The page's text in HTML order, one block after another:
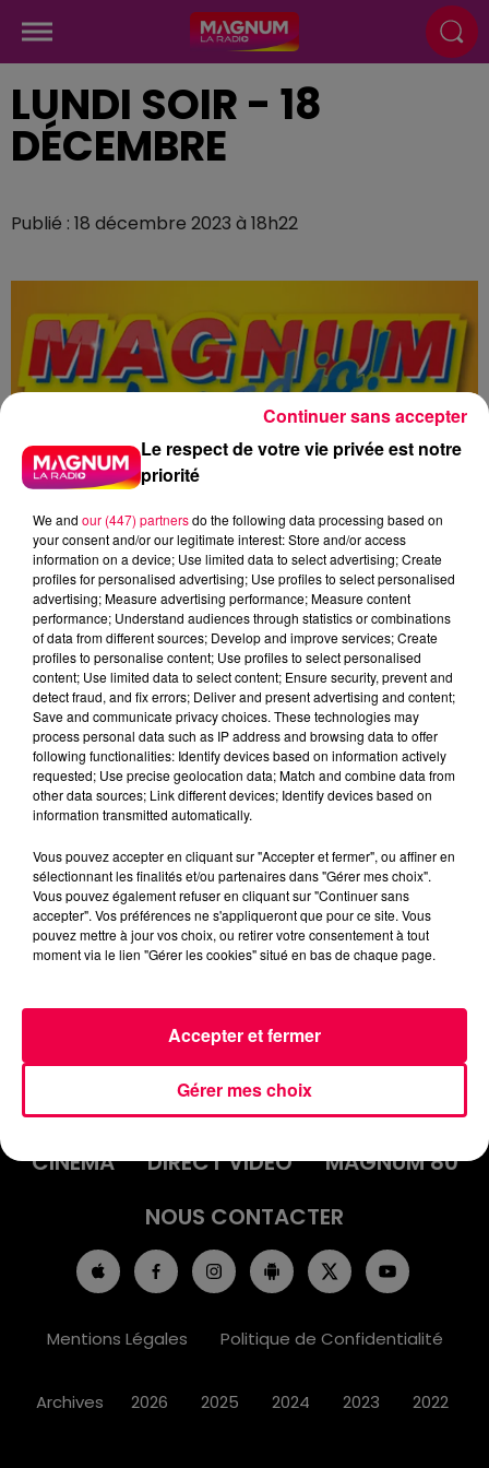
LUNDI SOIR - 18
DÉCEMBRE
Publié : 18 décembre 2023 à 18h22
Flash infos
Crédit :Flash infos
INFOS
AGENDA
JEUX
PODCASTS
CINÉMA
DIRECT VIDÉO
MAGNUM 80
NOUS CONTACTER
Mentions Légales Politique de Confidentialité
Archives 2026 2025 2024 2023 2022
Le respect de votre vie privée est notre
priorité
We and our (447) partnersdo the following data processing based on
your consent and/or our legitimate interest: Store and/or access
information on a device; Use limited data to select advertising; Create
profiles for personalised advertising; Use profiles to select personalised
advertising; Measure advertising performance; Measure content
performance; Understand audiences through statistics or combinations
of data from different sources; Develop and improve services; Create
profiles to personalise content; Use profiles to select personalised
content; Use limited data to select content; Ensure security, prevent and
detect fraud, and fix errors; Deliver and present advertising and content;
Save and communicate privacy choices. These technologies may
process personal data such as IP address and browsing data to offer
following functionalities: Identify devices based on information actively
requested; Use precise geolocation data; Match and combine data from
other data sources; Link different devices; Identify devices based on
information transmitted automatically.
Vous pouvez accepter en cliquant sur "Accepter et fermer", ou affiner en
sélectionnant les finalités et/ou partenaires dans "Gérer mes choix".
Vous pouvez également refuser en cliquant sur "Continuer sans
accepter". Vos préférences ne s'appliqueront que pour ce site. Vous
pouvez mettre à jour vos choix, ou retirer votre consentement à tout
moment via le lien "Gérer les cookies" situé en bas de chaque page.
Gérer mes choix
Accepter et fermer
Continuer sans accepter